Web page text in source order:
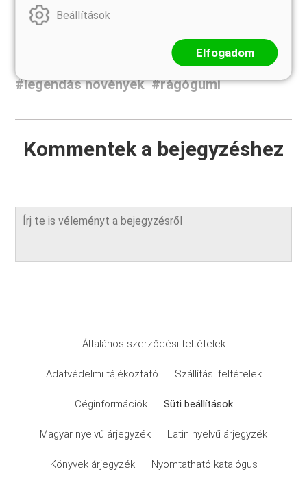
#legendás növények #rágógumi
Kommentek a bejegyzéshez
Általános szerződési feltételek
Adatvédelmi tájékoztató Szállítási feltételek
Céginformációk Süti beállítások
Magyar nyelvű árjegyzék Latin nyelvű árjegyzék
Könyvek árjegyzék Nyomtatható katalógus
Beállítások
Elfogadom